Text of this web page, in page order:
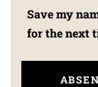
Save my
for the next